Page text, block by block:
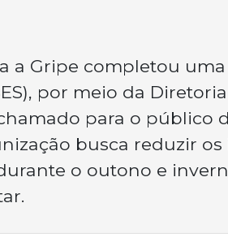
a Gripe completou uma
por meio da
para o público
busca reduzir
o outono e